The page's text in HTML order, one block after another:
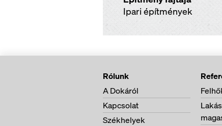
Ipari építmények
Rólunk
A Dokáról
Kapcsolat
Székhelyek